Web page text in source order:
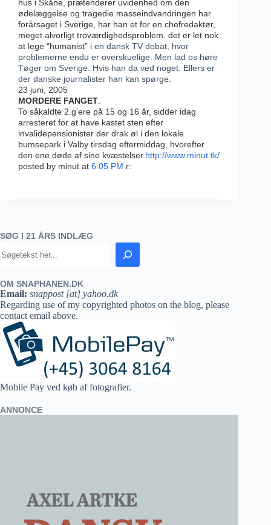
hus i Skåne, prætenderer uvidenhed om den
ødelæggelse og tragedie masseindvandringen har
forårsaget i Sverige, har han et for en chefredaktør,
meget alvorligt troværdighedsproblem. det er let nok
at lege “humanist” i en dansk TV debat, hvor
problemerne endu er overskuelige. Men lad os høre
Tøger om Sverige. Hvis han da ved noget. Ellers er
der danske journalister han kan spørge.
23 juni, 2005
MORDERE FANGET.
To såkaldte 2.g’ere på 15 og 16 år, sidder idag
arresteret for at have kastet sten efter
invalidepensionister der drak øl i den lokale
bumsepark i Valby tirsdag eftermiddag, hvorefter
den ene døde af sine kvæstelser. http://www.minut.tk/
posted by minut at 6:05 PM r:
SØG I 21 ÅRS INDLÆG
OM SNAPHANEN.DK
Email: snappost [at] yahoo.dk
Regarding use of my copyrighted photos on the blog, please
contact email above.
Mobile Pay ved køb af fotografier.
ANNONCE